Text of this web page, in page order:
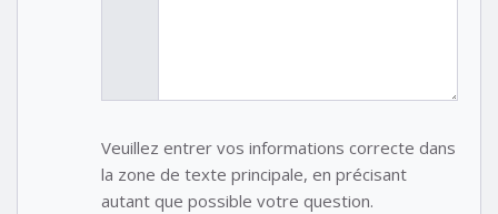
Veuillez entrer vos informations correcte dans
la zone de texte principale, en précisant
autant que possible votre question.